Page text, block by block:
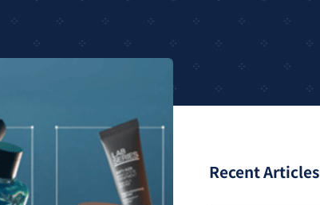
Recent Articles